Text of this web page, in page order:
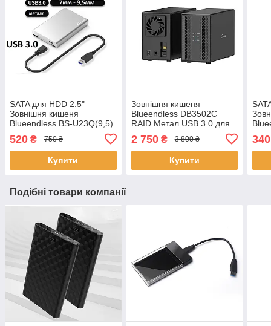
SATA для HDD 2.5"
Зовнішня кишеня
Blueendless BS-U23Q(9,5)
520 ₴ 750 ₴
Купити
Зовнішня кишеня
Blueendless DB3502C
RAID Метал USB 3.0 для
2 750₴ 3 800 ₴
Купити
340
Подібні товари компанії